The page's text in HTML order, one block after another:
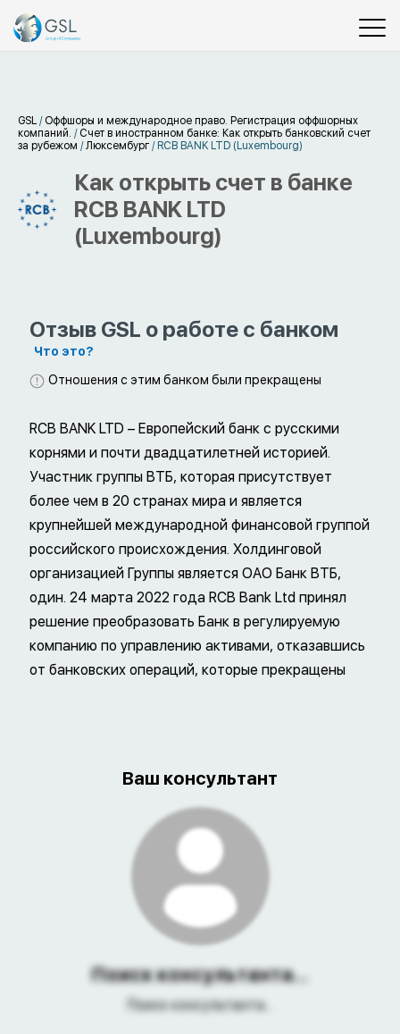
GSL / Оффшоры и международное право. Регистрация оффшорных
компаний. / Счет в иностранном банке: Как открыть банковский счет
за рубежом /Люксембург / RCB BANK LTD (Luxembourg)
Как открыть счет в банке
RCB BANK LTD
(Luxembourg)
Отзыв GSL о работе с банком
Что это?
Отношения с этим банком были прекращены
RCB BANK LTD – Европейский банк с русскими
корнями и почти двадцатилетней историей.
Участник группы ВТБ, которая присутствует
более чем в 20 странах мира и является
крупнейшей международной финансовой группой
российского происхождения. Холдинговой
организацией Группы является ОАО Банк ВТБ,
один. 24 марта 2022 года RCB Bank Ltd принял
решение преобразовать Банк в регулируемую
компанию по управлению активами, отказавшись
от банковских операций, которые прекращены
Ваш консультант
Поиск консультанта...
Поиск консультанта...